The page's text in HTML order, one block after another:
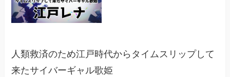
人類救済のため江戸時代からタイムスリップして
来たサイバーギャル歌姫